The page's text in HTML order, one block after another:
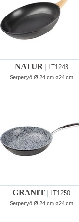
NATUR| LT1243
Serpenyő Ø 24 cm ø24 cm
GRANIT LT1250
Serpenyő Ø 24 cm ø24 cm